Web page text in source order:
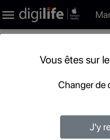

Vous êtes sur
Changer de
J'y